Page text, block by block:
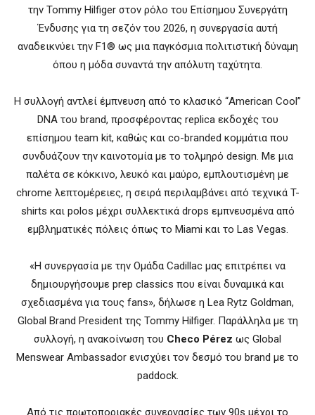
την Tommy Hilfiger στον ρόλο του Επίσημου Συνεργάτη
Ένδυσης για τη σεζόν του 2026, η συνεργασία αυτή
αναδεικνύει την F1® ως μια παγκόσμια πολιτιστική δύναμη
όπου η μόδα συναντά την απόλυτη ταχύτητα.
Η συλλογή αντλεί έμπνευση από το κλασικό “American Cool”
DNA του brand, προσφέροντας replica εκδοχές του
επίσημου team kit, καθώς και co-branded κομμάτια που
συνδυάζουν την καινοτομία με το τολμηρό design. Με μια
παλέτα σε κόκκινο, λευκό και μαύρο, εμπλουτισμένη με
chrome λεπτομέρειες, η σειρά περιλαμβάνει από τεχνικά T-
shirts και polos μέχρι συλλεκτικά drops εμπνευσμένα από
εμβληματικές πόλεις όπως το Miami και το Las Vegas.
«Η συνεργασία με την Ομάδα Cadillac μας επιτρέπει να
δημιουργήσουμε prep classics που είναι δυναμικά και
σχεδιασμένα για τους fans», δήλωσε η Lea Rytz Goldman,
Global Brand President της Tommy Hilfiger. Παράλληλα με τη
συλλογή, η ανακοίνωση του Checo Pérez ως Global
Menswear Ambassador ενισχύει τον δεσμό του brand με το
paddock.
Από τις πρωτοποριακές συνεργασίες των 90s μέχρι το